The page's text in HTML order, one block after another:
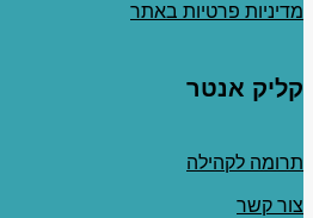
מדיניות פרטיות באתר
קליק אנטר
תרומה לקהילה
צור קשר